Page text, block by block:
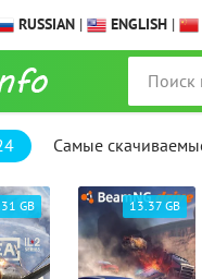
RUSSIAN | ENGLISH |
Самые
GB 13.37 GB